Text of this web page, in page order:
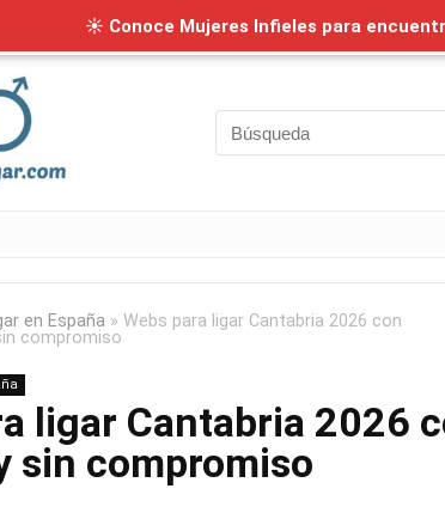
en España » Webs para ligar Cantabria 2026 con
compromiso
ligar Cantabria 2026
sin compromiso
☀ Conoce Mujeres Infieles para